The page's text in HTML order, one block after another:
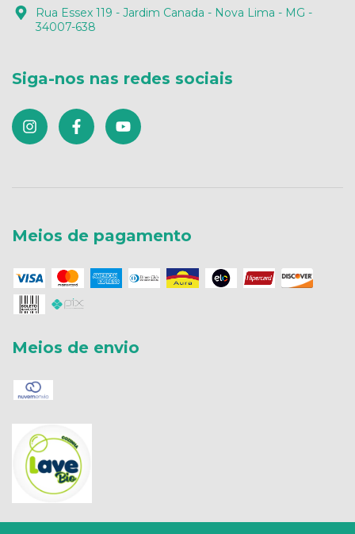
Rua Essex 119 - Jardim Canada - Nova Lima - MG -
34007-638
Siga-nos nas redes sociais
Meios de pagamento
Meios de envio